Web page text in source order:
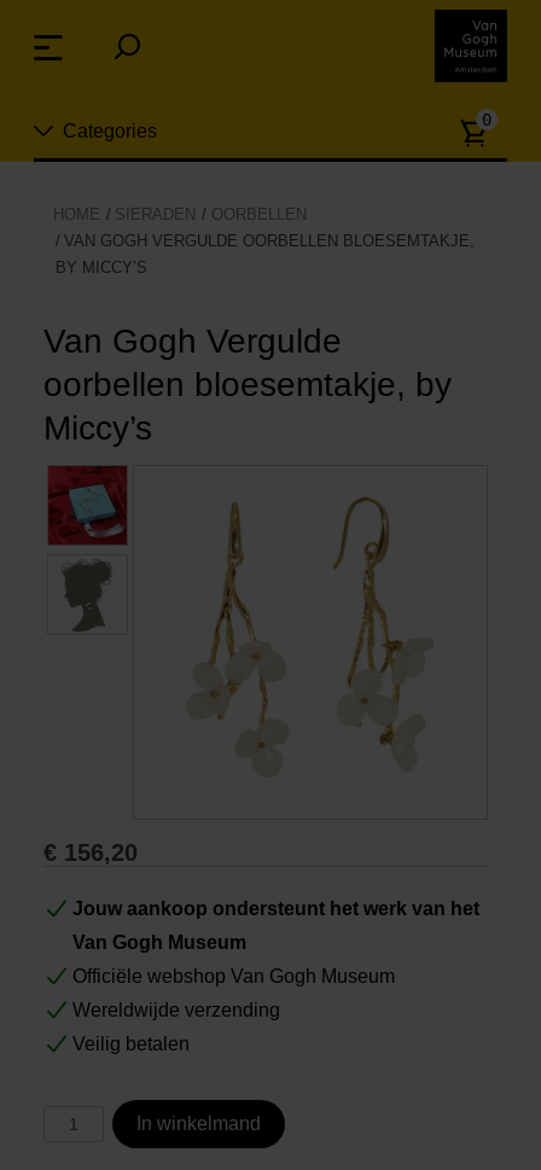
links
over
naar
menu
Categories
Nieuw
Sieraden
Mode
Wonen
Koken & tafelen
Vrije tijd
Boeken
Aantal
0
HOME SIERADEN
OORBELLEN
VAN GOGH VERGULDE OORBELLEN BLOESEMTAKJE,
BY MICCY’S
Van Gogh Vergulde
oorbellen bloesemtakje, by
Miccy’s
€ 156,20
Jouw aankoop ondersteunt het werk van het
Van Gogh Museum
Officiële webshop Van Gogh Museum
Wereldwijde verzending
Veilig betalen
In winkelmand
Menu